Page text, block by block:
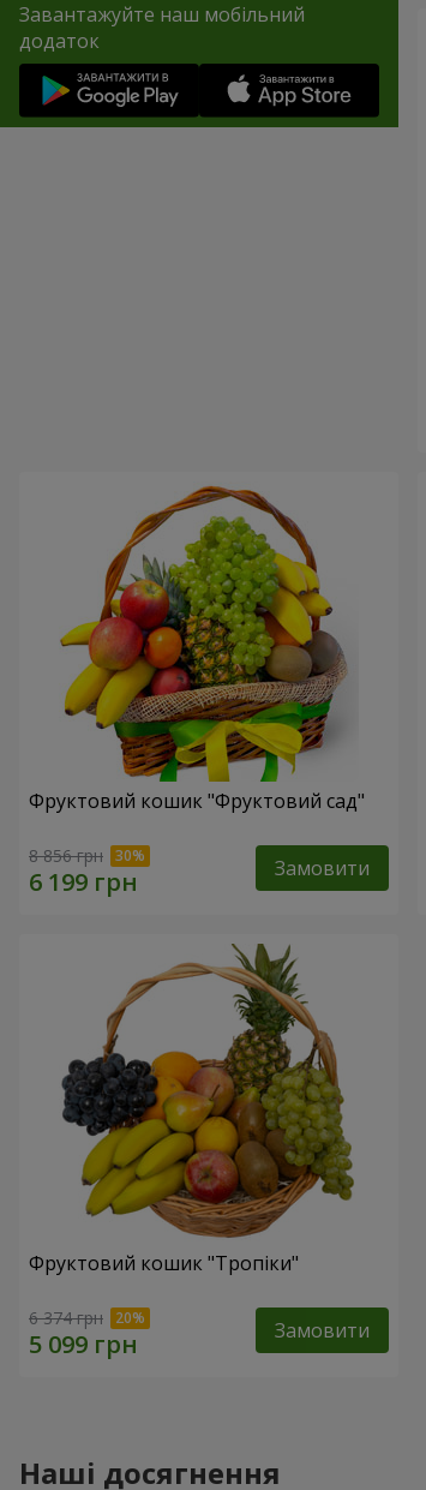
Завантажуйте наш мобільний
додаток
Фруктовий кошик "Фруктовий сад"
8 856 грн Замовити
Фруктовий кошик "Тропіки"
6 374 грн Замовити
Наші досягнення